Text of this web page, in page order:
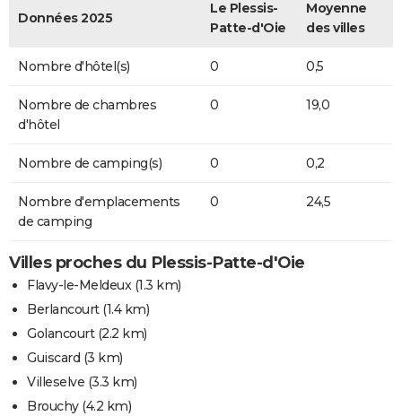
Données 2025
Le Plessis-
Patte-d'Oie
Moyenne
des villes
Nombre d'hôtel(s) 0 0,5
Nombre de chambres
d'hôtel
0 19,0
Nombre de camping(s) 0 0,2
Nombre d'emplacements
de camping
0 24,5
Villes proches du Plessis-Patte-d'Oie
Flavy-le-Meldeux(1.3 km)
Berlancourt(1.4 km)
Golancourt(2.2 km)
Guiscard (3 km)
Villeselve (3.3 km)
Brouchy(4.2 km)